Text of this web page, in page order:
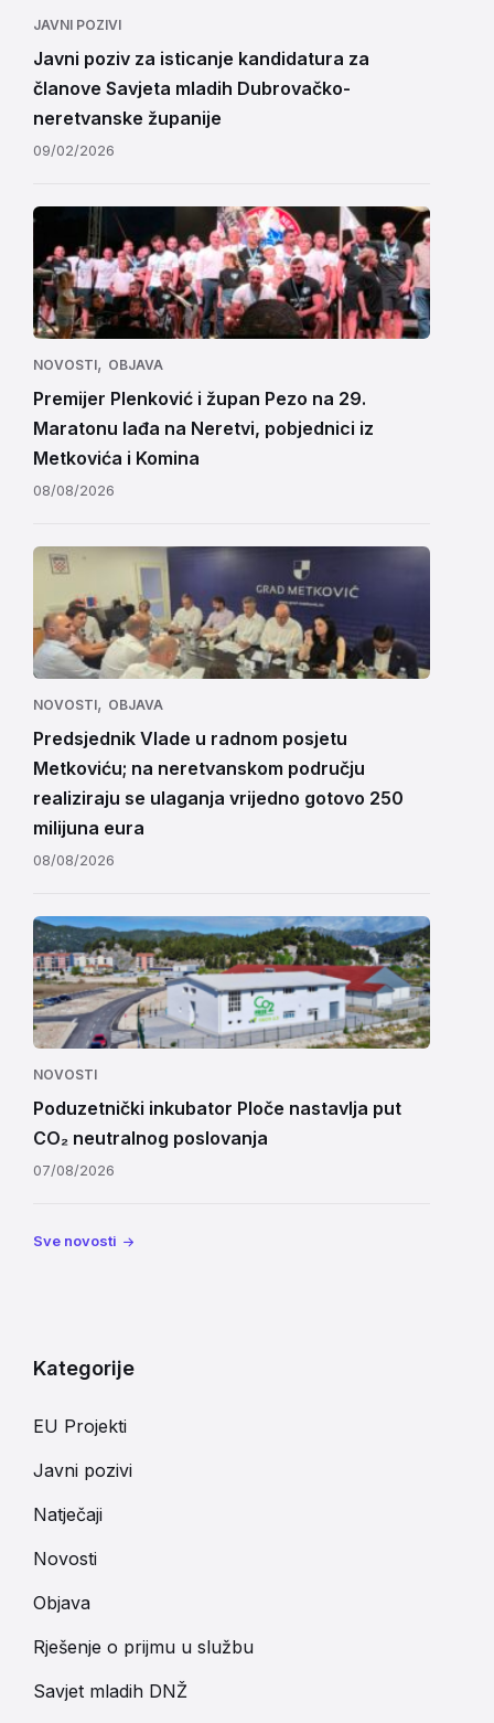
JAVNI POZIVI
Javni poziv za isticanje kandidatura za
članove Savjeta mladih Dubrovačko-
neretvanske županije
09/02/2026
NOVOSTI, OBJAVA
Premijer Plenković i župan Pezo na 29.
Maratonu lađa na Neretvi, pobjednici iz
Metkovića i Komina
08/08/2026
NOVOSTI, OBJAVA
Predsjednik Vlade u radnom posjetu
Metkoviću; na neretvanskom području
realiziraju se ulaganja vrijedno gotovo 250
milijuna eura
08/08/2026
NOVOSTI
Poduzetnički inkubator Ploče nastavlja put
CO₂ neutralnog poslovanja
07/08/2026
Sve novosti
Kategorije
EU Projekti
Javni pozivi
Natječaji
Novosti
Objava
Rješenje o prijmu u službu
Savjet mladih DNŽ